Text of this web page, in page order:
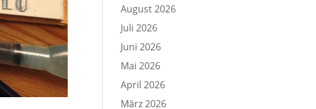
August 2026
Juli 2026
Juni 2026
Mai 2026
April 2026
März 2026